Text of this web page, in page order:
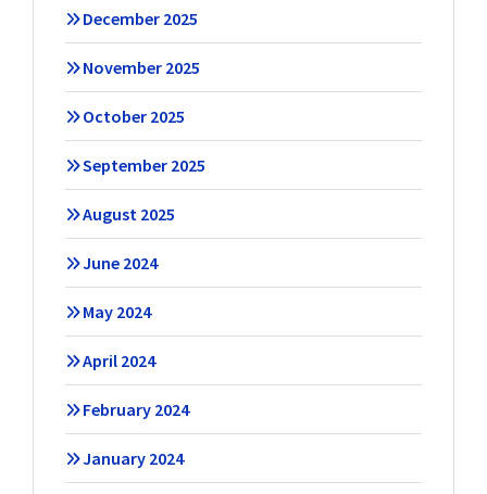
December 2025
November 2025
October 2025
September 2025
August 2025
June 2024
May 2024
April 2024
February 2024
January 2024